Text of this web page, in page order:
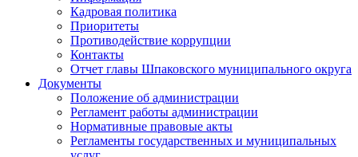
Кадровая политика
Приоритеты
Противодействие коррупции
Контакты
Отчет главы Шпаковского муниципального округа
Документы
Положение об администрации
Регламент работы администрации
Нормативные правовые акты
Регламенты государственных и муниципальных